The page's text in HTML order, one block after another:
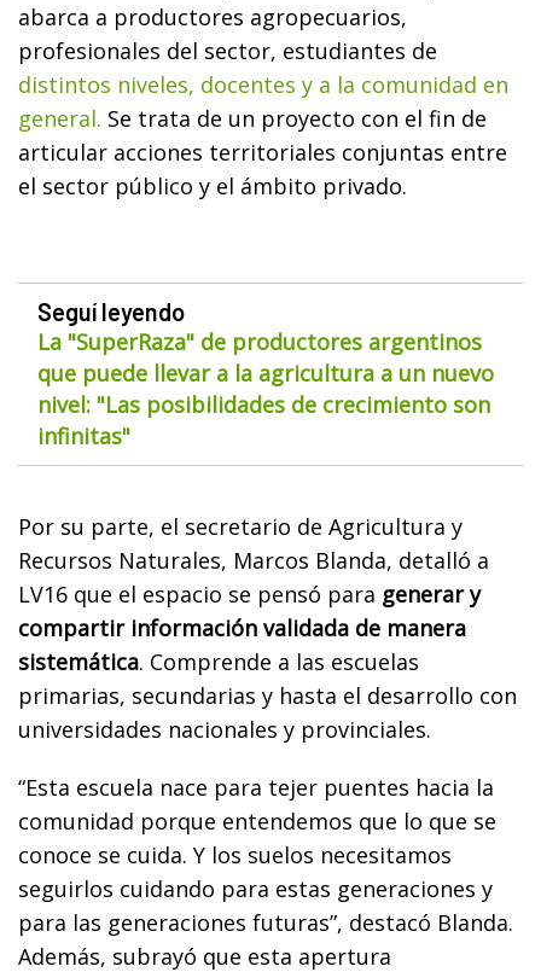
abarca a productores agropecuarios,
profesionales del sector, estudiantes de
distintos niveles, docentes y a la comunidad en
general. Se trata de un proyecto con el fin de
articular acciones territoriales conjuntas entre
el sector público y el ámbito privado.
Seguí leyendo
La "SuperRaza" de productores argentinos
que puede llevar a la agricultura a un nuevo
nivel: "Las posibilidades de crecimiento son
infinitas"
Por su parte, el secretario de Agricultura y
Recursos Naturales, Marcos Blanda, detalló a
LV16 que el espacio se pensó para generar y
compartir información validada de manera
sistemática. Comprende a las escuelas
primarias, secundarias y hasta el desarrollo con
universidades nacionales y provinciales.
“Esta escuela nace para tejer puentes hacia la
comunidad porque entendemos que lo que se
conoce se cuida. Y los suelos necesitamos
seguirlos cuidando para estas generaciones y
para las generaciones futuras”, destacó Blanda.
Además, subrayó que esta apertura